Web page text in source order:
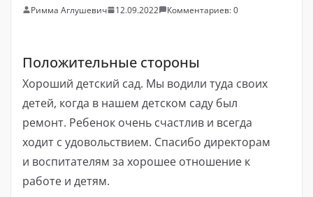
Римма Аглушевич 12.09.2022 Комментариев: 0
Положительные стороны
Хороший детский сад. Мы водили туда своих
детей, когда в нашем детском саду был
ремонт. Ребенок очень счастлив и всегда
ходит с удовольствием. Спасибо директорам
и воспитателям за хорошее отношение к
работе и детям.